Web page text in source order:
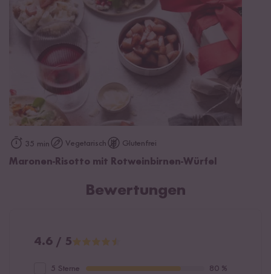
35 min Vegetarisch Glutenfrei
Maronen-Risotto mit Rotweinbirnen-Würfel
Bewertungen
4.6 / 5
5 Sterne 80 %